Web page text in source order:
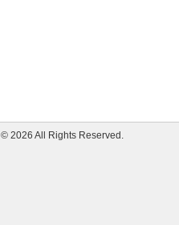
© 2026 All Rights Reserved.